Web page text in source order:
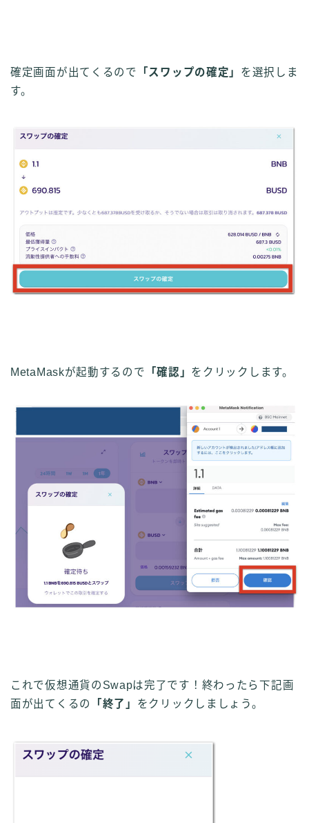
確定画面が出てくるので 「スワップの確定」 を選択しま
す。
MetaMaskが起動するので 「確認」 をクリックします。
これで仮想通貨のSwapは完了です！ 終わったら下記画
面が出てくるの
「終了」 をクリックしましょう。